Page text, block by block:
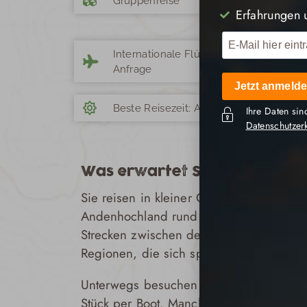
Internationale Flüge auf
Anfrage
Beste Reisezeit: April bis November
Was erwartet Sie auf dieser
Sie reisen in kleiner Gruppe mit
Andenhochland rund um Quito über
Strecken zwischen den Orten sind Teil
Regionen, die sich spürbar voneinander
Unterwegs besuchen Sie Märkte und
Stück per Boot. Manche Tage
Erfahrungen
Jetzt
Ihre Daten